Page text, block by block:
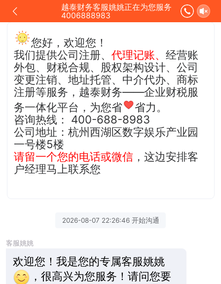
越泰财务客服姚姚正在为您服务
4006888983
您好，欢迎您！
我们提供公司注册、代理记账、经营账
外包、财税合规、股权架构设计、公司
变更注销、地址托管、中介代办、商标
注册等服务 ，越泰财务——企业财税服
务一体化平台，为您省
省力。
咨询热线： 400-688-8983
公司地址：杭州西湖区数字娱乐产业园
一号楼5楼
请留一个您的电话或微信 ，这边安排客
户经理马上联系您
2026-08-07 22:26:46 开始沟通
客服姚姚
欢迎您！我是您的专属客服姚姚
，很高兴为您服务！请问您要